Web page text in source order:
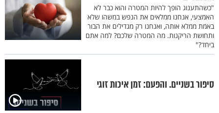
"כשהתענוג הופך להיות המטרה והוא כבר לא
האמצעי, אנחנו ממלאים את הנפש במשהו שלא
באמת ממלא אותה, ואנחנו רק מגדילים את הבור
ותחושת הריקנות. מה המטרה שלכם? למה אתם
ביחד?"
סיפור בשניים. והפעם: זמן איכות זוגי